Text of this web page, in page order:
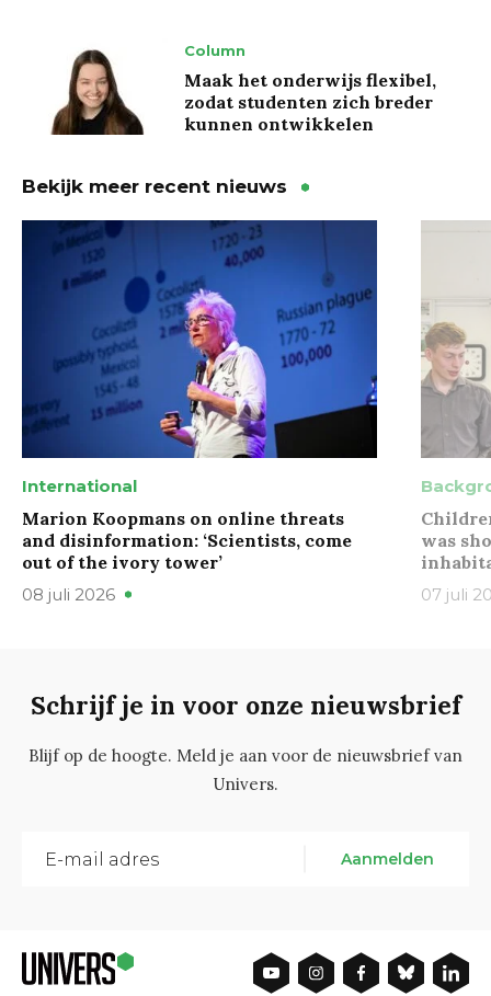
Column
Maak het onderwijs flexibel,
zodat studenten zich breder
kunnen ontwikkelen
Bekijk meer recent nieuws
International
Marion Koopmans on online threats
and disinformation: ‘Scientists, come
out of the ivory tower’
08 juli 2026
was
07 juli
Schrijf je in voor onze nieuwsbrief
Blijf op de hoogte. Meld je aan voor de nieuwsbrief van
Univers.
Aanmelden